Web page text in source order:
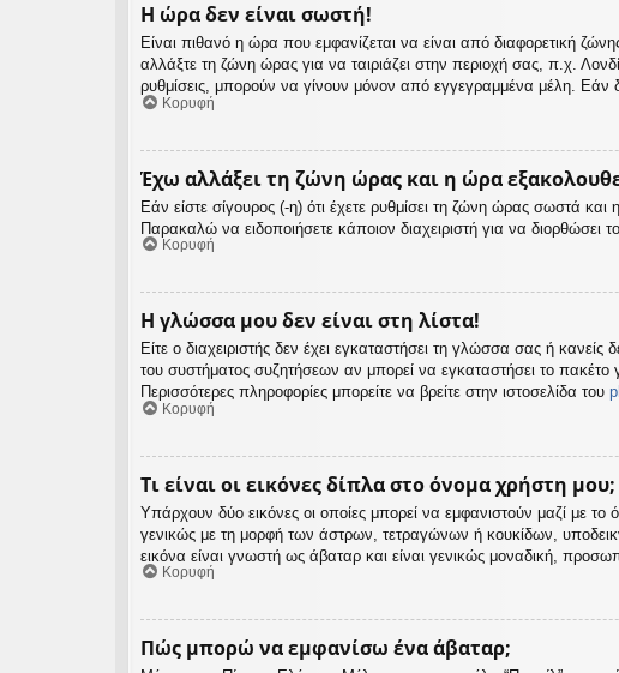
Η ώρα δεν είναι σωστή!
Είναι πιθανό η ώρα που εμφανίζεται να είναι από διαφορετική
αλλάξτε τη ζώνη ώρας για να ταιριάζει στην περιοχή σας, π.χ.
ρυθμίσεις, μπορούν να γίνουν μόνον από εγγεγραμμένα μέλη. Εάν
Κορυφή
Έχω αλλάξει τη ζώνη ώρας και η ώρα
Εάν είστε σίγουρος (-η) ότι έχετε ρυθμίσει τη ζώνη ώρας σωστά
Παρακαλώ να ειδοποιήσετε κάποιον διαχειριστή για να διορθώσει
Κορυφή
Η γλώσσα μου δεν είναι στη λίστα!
Είτε ο διαχειριστής δεν έχει εγκαταστήσει τη γλώσσα σας ή
του συστήματος συζητήσεων αν μπορεί να εγκαταστήσει το
Περισσότερες πληροφορίες μπορείτε να βρείτε στην ιστοσελίδα του
Κορυφή
Τι είναι οι εικόνες δίπλα στο όνομα χρήστη μου;
Υπάρχουν δύο εικόνες οι οποίες μπορεί να εμφανιστούν μαζί με
γενικώς με τη μορφή των άστρων, τετραγώνων ή κουκίδων,
εικόνα είναι γνωστή ως άβαταρ και είναι γενικώς μοναδική,
Κορυφή
Πώς μπορώ να εμφανίσω ένα άβαταρ;